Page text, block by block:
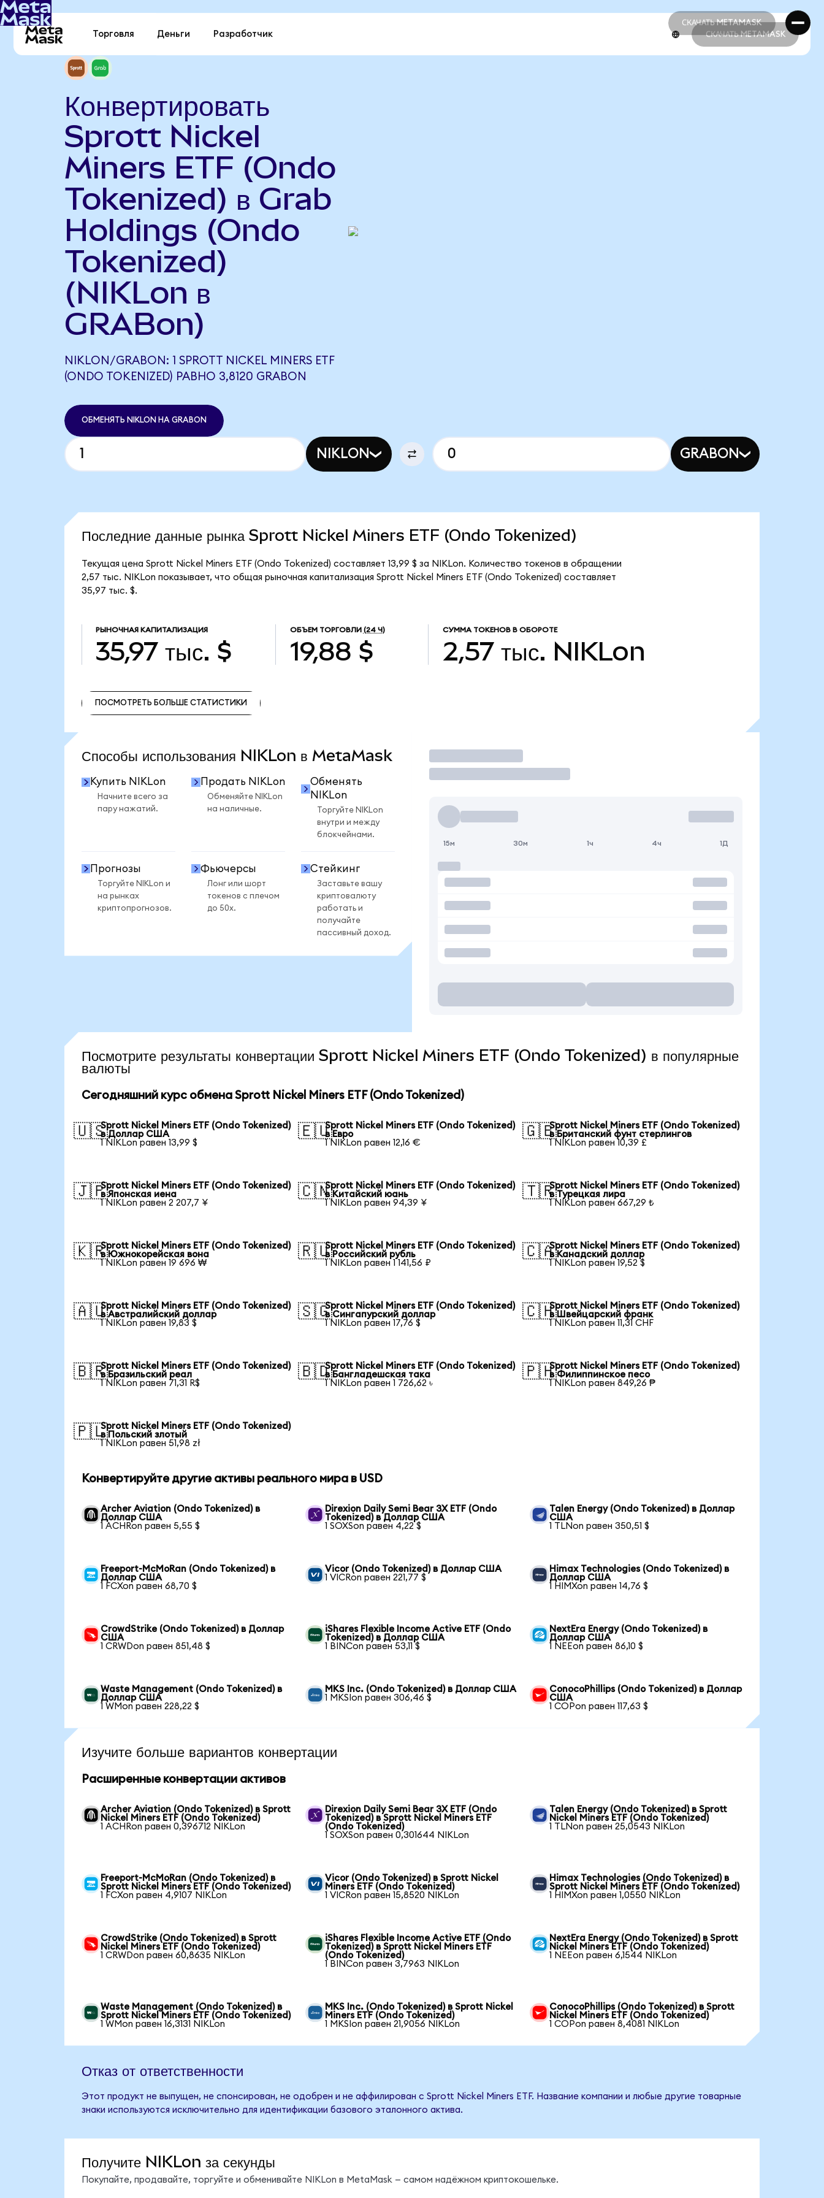
СКАЧАТЬ METAMASK
СКАЧАТЬ METAMASK
Торговля Деньги Разработчик СКАЧАТЬ METAMASK
Конвертировать
Sprott Nickel
Miners ETF (Ondo
Tokenized) в Grab
Holdings (Ondo
Tokenized)
(NIKLon в
GRABon)
NIKLON/GRABON: 1 SPROTT NICKEL MINERS ETF
(ONDO TOKENIZED) РАВНО 3,8120 GRABON
ОБМЕНЯТЬ NIKLON НА GRABON
NIKLON GRABON
Последние данные рынка Sprott Nickel Miners ETF (Ondo Tokenized)
Текущая цена Sprott Nickel Miners ETF (Ondo Tokenized) составляет 13,99 $ за NIKLon. Количество токенов в обращении
2,57 тыс. NIKLon показывает, что общая рыночная капитализация Sprott Nickel Miners ETF (Ondo Tokenized) составляет
35,97 тыс. $.
РЫНОЧНАЯ КАПИТАЛИЗАЦИЯ
35,97 тыс. $
ОБЪЕМ ТОРГОВЛИ (24 Ч)
19,88 $
СУММА ТОКЕНОВ В ОБОРОТЕ
2,57 тыс. NIKLon
ПОСМОТРЕТЬ БОЛЬШЕ СТАТИСТИКИ
Способы использования NIKLon в MetaMask
Купить NIKLon
Начните всего за
пару нажатий.
Продать NIKLon
Обменяйте NIKLon
на наличные.
Обменять
NIKLon
Торгуйте NIKLon
внутри и между
блокчейнами.
Прогнозы
Торгуйте NIKLon и
на рынках
криптопрогнозов.
Фьючерсы
Лонг или шорт
токенов с плечом
до 50x.
Стейкинг
Заставьте вашу
криптовалюту
работать и
получайте
пассивный доход.
Торговать
15м 30м 1ч 4ч 1Д
Посмотрите результаты конвертации Sprott Nickel Miners ETF (Ondo Tokenized) в популярные
валюты
Сегодняшний курс обмена Sprott Nickel Miners ETF (Ondo Tokenized)
🇺🇸Sprott Nickel Miners ETF (Ondo Tokenized)
в Доллар США
1 NIKLon равен 13,99 $
🇪🇺Sprott Nickel Miners ETF (Ondo Tokenized)
в Евро
1 NIKLon равен 12,16 €
🇬🇧Sprott Nickel Miners ETF (Ondo Tokenized)
в Британский фунт стерлингов
1 NIKLon равен 10,39 £
🇯🇵Sprott Nickel Miners ETF (Ondo Tokenized)
в Японская иена
1 NIKLon равен 2 207,7 ¥
🇨🇳Sprott Nickel Miners ETF (Ondo Tokenized)
в Китайский юань
1 NIKLon равен 94,39 ¥
🇹🇷Sprott Nickel Miners ETF (Ondo Tokenized)
в Турецкая лира
1 NIKLon равен 667,29 ₺
🇰🇷Sprott Nickel Miners ETF (Ondo Tokenized)
в Южнокорейская вона
1 NIKLon равен 19 696 ₩
🇷🇺Sprott Nickel Miners ETF (Ondo Tokenized)
в Российский рубль
1 NIKLon равен 1 141,56 ₽
🇨🇦Sprott Nickel Miners ETF (Ondo Tokenized)
в Канадский доллар
1 NIKLon равен 19,52 $
🇦🇺Sprott Nickel Miners ETF (Ondo Tokenized)
в Австралийский доллар
1 NIKLon равен 19,83 $
🇸🇬Sprott Nickel Miners ETF (Ondo Tokenized)
в Сингапурский доллар
1 NIKLon равен 17,76 $
🇨🇭Sprott Nickel Miners ETF (Ondo Tokenized)
в Швейцарский франк
1 NIKLon равен 11,31 CHF
🇧🇷Sprott Nickel Miners ETF (Ondo Tokenized)
в Бразильский реал
1 NIKLon равен 71,31 R$
🇧🇩Sprott Nickel Miners ETF (Ondo Tokenized)
в Бангладешская така
1 NIKLon равен 1 726,62 ৳
🇵🇭Sprott Nickel Miners ETF (Ondo Tokenized)
в Филиппинское песо
1 NIKLon равен 849,26 ₱
🇵🇱Sprott Nickel Miners ETF (Ondo Tokenized)
в Польский злотый
1 NIKLon равен 51,98 zł
Конвертируйте другие активы реального мира в USD
Archer Aviation (Ondo Tokenized) в
Доллар США
1 ACHRon равен 5,55 $
Direxion Daily Semi Bear 3X ETF (Ondo
Tokenized) в Доллар США
1 SOXSon равен 4,22 $
Talen Energy (Ondo Tokenized) в Доллар
США
1 TLNon равен 350,51 $
Freeport-McMoRan (Ondo Tokenized) в
Доллар США
1 FCXon равен 68,70 $
Vicor (Ondo Tokenized) в Доллар США
1 VICRon равен 221,77 $
Himax Technologies (Ondo Tokenized) в
Доллар США
1 HIMXon равен 14,76 $
CrowdStrike (Ondo Tokenized) в Доллар
США
1 CRWDon равен 851,48 $
iShares Flexible Income Active ETF (Ondo
Tokenized) в Доллар США
1 BINCon равен 53,11 $
NextEra Energy (Ondo Tokenized) в
Доллар США
1 NEEon равен 86,10 $
Waste Management (Ondo Tokenized) в
Доллар США
1 WMon равен 228,22 $
MKS Inc. (Ondo Tokenized) в Доллар США
1 MKSIon равен 306,46 $
ConocoPhillips (Ondo Tokenized) в Доллар
США
1 COPon равен 117,63 $
Изучите больше вариантов конвертации
Расширенные конвертации активов
Archer Aviation (Ondo Tokenized) в Sprott
Nickel Miners ETF (Ondo Tokenized)
1 ACHRon равен 0,396712 NIKLon
Direxion Daily Semi Bear 3X ETF (Ondo
Tokenized) в Sprott Nickel Miners ETF
(Ondo Tokenized)
1 SOXSon равен 0,301644 NIKLon
Talen Energy (Ondo Tokenized) в Sprott
Nickel Miners ETF (Ondo Tokenized)
1 TLNon равен 25,0543 NIKLon
Freeport-McMoRan (Ondo Tokenized) в
Sprott Nickel Miners ETF (Ondo Tokenized)
1 FCXon равен 4,9107 NIKLon
Vicor (Ondo Tokenized) в Sprott Nickel
Miners ETF (Ondo Tokenized)
1 VICRon равен 15,8520 NIKLon
Himax Technologies (Ondo Tokenized) в
Sprott Nickel Miners ETF (Ondo Tokenized)
1 HIMXon равен 1,0550 NIKLon
CrowdStrike (Ondo Tokenized) в Sprott
Nickel Miners ETF (Ondo Tokenized)
1 CRWDon равен 60,8635 NIKLon
iShares Flexible Income Active ETF (Ondo
Tokenized) в Sprott Nickel Miners ETF
(Ondo Tokenized)
1 BINCon равен 3,7963 NIKLon
NextEra Energy (Ondo Tokenized) в Sprott
Nickel Miners ETF (Ondo Tokenized)
1 NEEon равен 6,1544 NIKLon
Waste Management (Ondo Tokenized) в
Sprott Nickel Miners ETF (Ondo Tokenized)
1 WMon равен 16,3131 NIKLon
MKS Inc. (Ondo Tokenized) в Sprott Nickel
Miners ETF (Ondo Tokenized)
1 MKSIon равен 21,9056 NIKLon
ConocoPhillips (Ondo Tokenized) в Sprott
Nickel Miners ETF (Ondo Tokenized)
1 COPon равен 8,4081 NIKLon
Отказ от ответственности
Этот продукт не выпущен, не спонсирован, не одобрен и не аффилирован с Sprott Nickel Miners ETF. Название компании и любые другие товарные
знаки используются исключительно для идентификации базового эталонного актива.
Получите NIKLon за секунды
Покупайте, продавайте, торгуйте и обменивайте NIKLon в MetaMask — самом надёжном криптокошельке.